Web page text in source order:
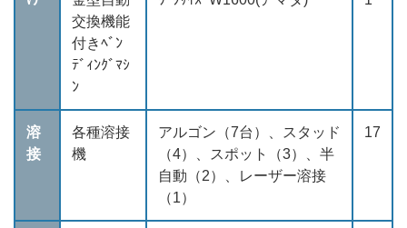
交換機能
付きﾍﾞﾝ
ﾃﾞｨﾝｸﾞﾏｼ
ﾝ
溶
接
各種溶接
機
アルゴン（7台）、スタッド
（4）、スポット（3）、半
自動（2）、レーザー溶接
（1）
17